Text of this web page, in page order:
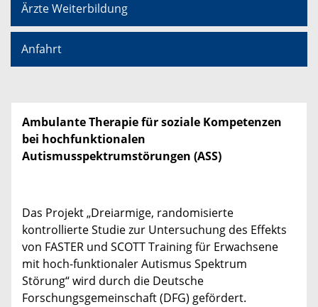
Ärzte Weiterbildung
Anfahrt
Ambulante Therapie für soziale Kompetenzen
bei hochfunktionalen
Autismusspektrumstörungen (ASS)
Das Projekt „Dreiarmige, randomisierte
kontrollierte Studie zur Untersuchung des Effekts
von FASTER und SCOTT Training für Erwachsene
mit hoch-funktionaler Autismus Spektrum
Störung“ wird durch die Deutsche
Forschungsgemeinschaft (DFG) gefördert.